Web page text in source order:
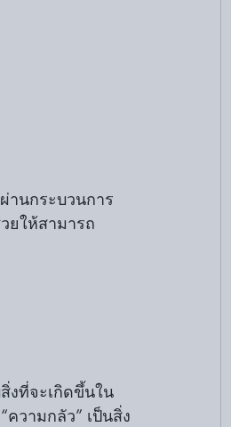
านกระบวนการ
ยให้สามารถ
งที่จะเกิดขึ้นใน
วามกลัว” เป็นสิ่ง